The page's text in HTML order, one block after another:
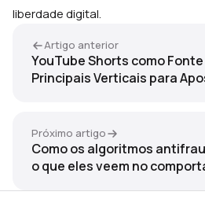
liberdade digital.
Artigo anterior
YouTube Shorts como
Principais Verticais para
Próximo artigo
Como os algoritmos
o que eles veem no